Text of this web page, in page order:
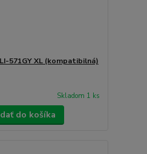
571GY XL (kompatibilná)
Skladom 1 ks
do košíka